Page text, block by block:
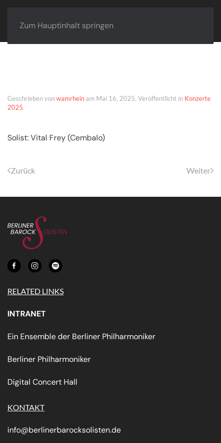
Zum Hauptinhalt springen
Geschrieben vonwamrheinam Mai 16, 2025. Veröffentlicht in Konzerte
2025.
Solist: Vital Frey (Cembalo)
Zurück Weiter
RELATED LINKS
INTRANET
Ein Ensemble der Berliner Philharmoniker
Berliner Philharmoniker
Digital Concert Hall
KONTAKT
info@berlinerbarocksolisten.de